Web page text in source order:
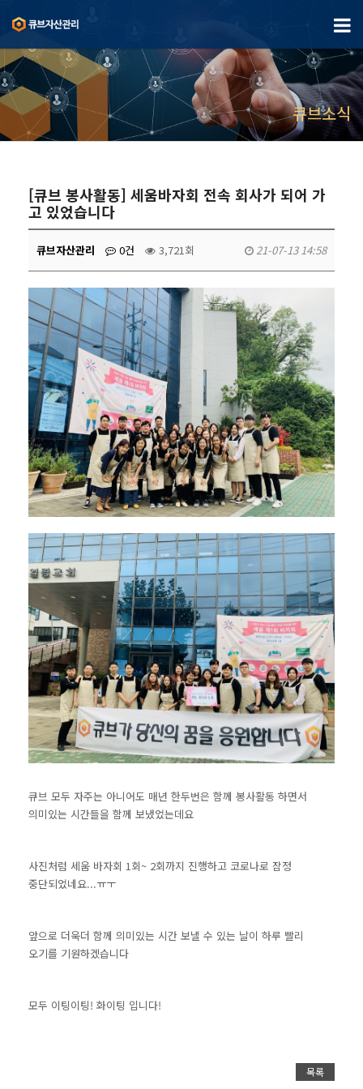
큐브소식
[큐브 봉사활동] 세움바자회 전속 회사가 되어 가
고 있었습니다
큐브자산관리 0건 3,721회 21-07-13 14:58
큐브 모두 자주는 아니어도 매년 한두번은 함께 봉사활동 하면서
의미있는 시간들을 함께 보냈었는데요
사진처럼 세움 바자회 1회~ 2회까지 진행하고 코로나로 잠정
중단되었네요...ㅠㅜ
앞으로 더욱더 함께 의미있는 시간 보낼 수 있는 날이 하루 빨리
오기를 기원하겠습니다
모두 이팅이팅! 화이팅 입니다!
목록